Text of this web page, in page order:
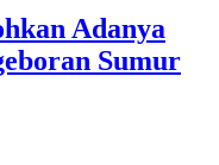
Adanya
Sumur